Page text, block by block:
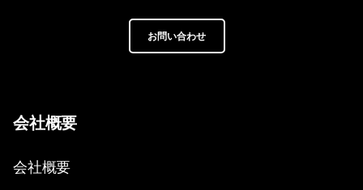
お問い合わせ
会社概要
会社概要